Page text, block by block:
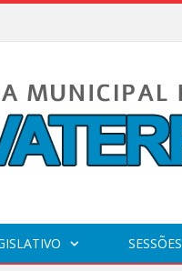
SESSÕES